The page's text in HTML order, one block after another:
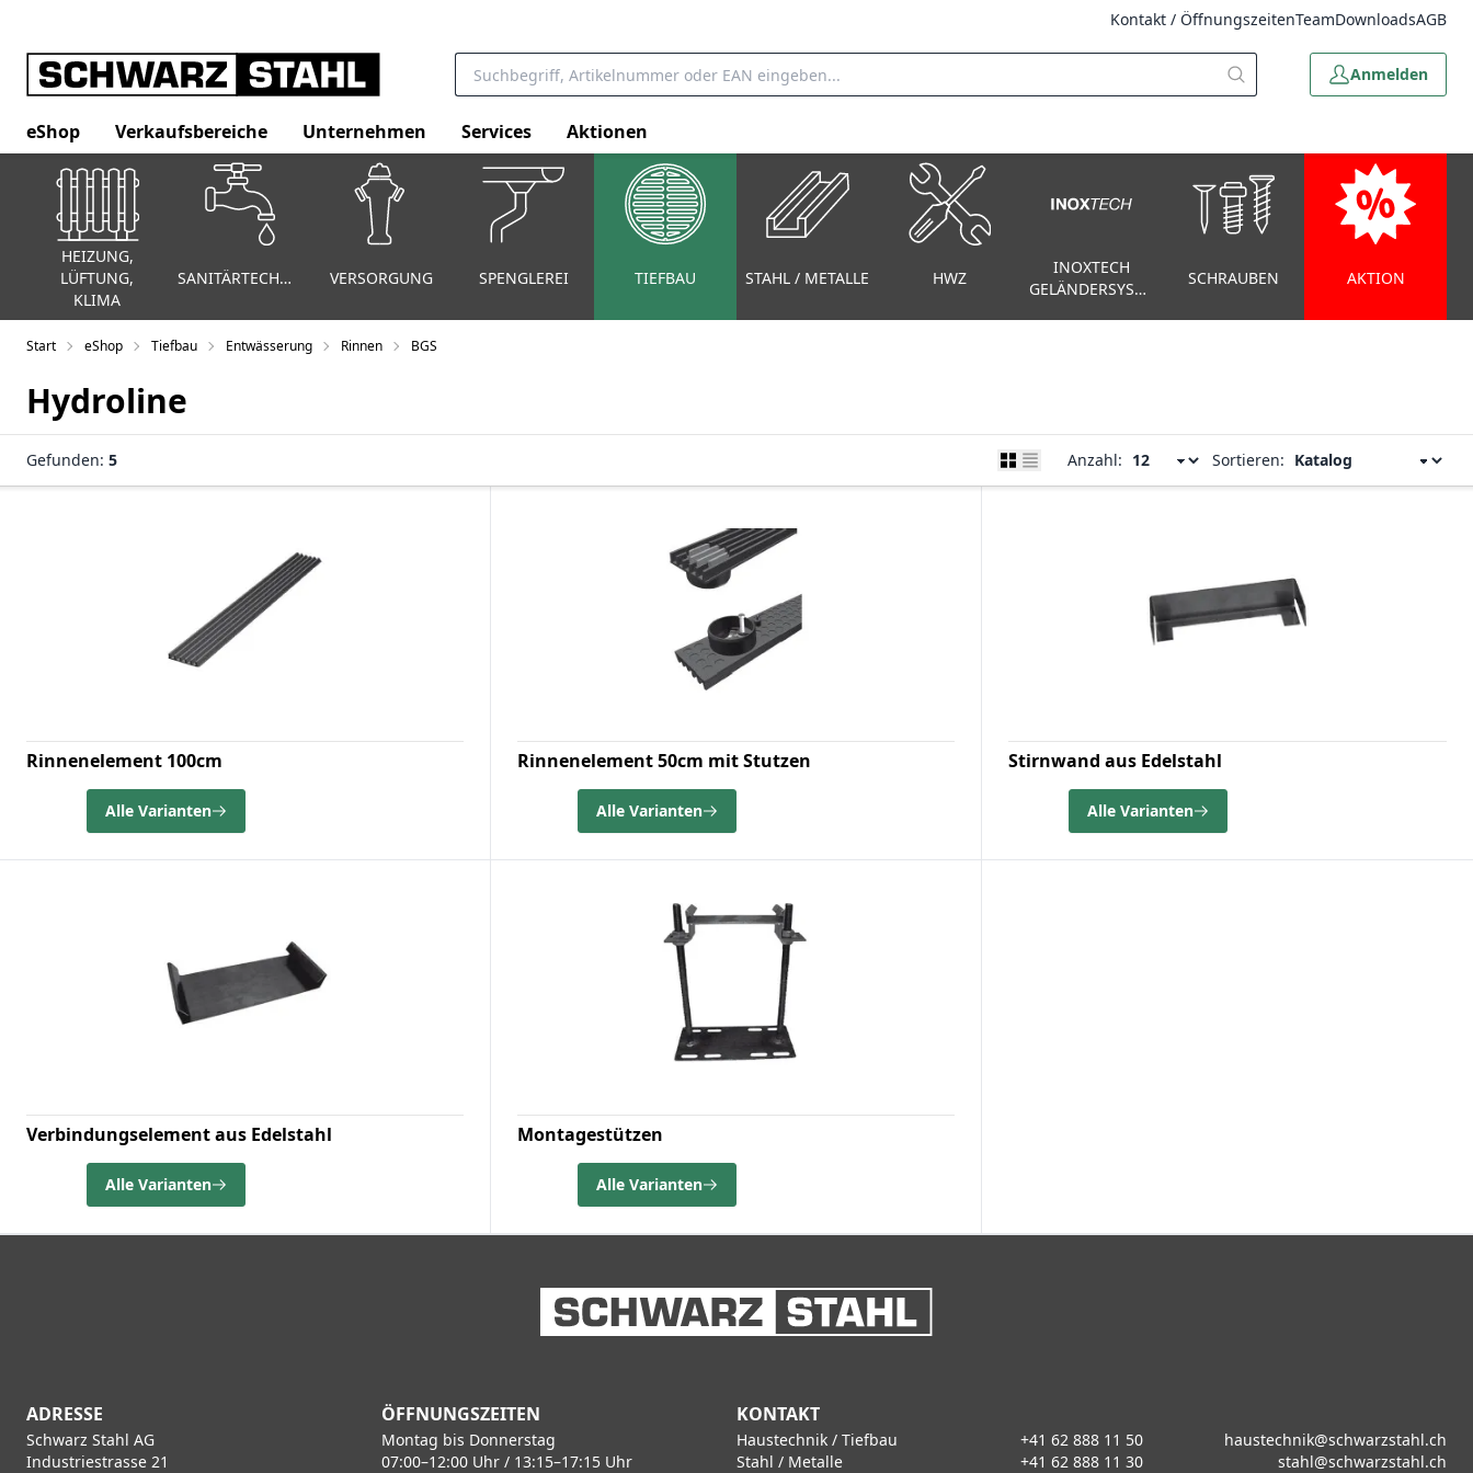
Kontakt / ÖffnungszeitenTeamDownloadsAGB
Anmelden
eShop Verkaufsbereiche Unternehmen Services Aktionen
HEIZUNG,
LÜFTUNG,
KLIMA
SANITÄRTECHNIK VERSORGUNG SPENGLEREI TIEFBAU STAHL / METALLE HWZ
INOXTECH
GELÄNDERSYSTEM
SCHRAUBEN AKTION
Start eShop Tiefbau Entwässerung Rinnen BGS
Hydroline
Gefunden: 5 Anzahl: Sortieren:
Rinnenelement 100cm
Alle Varianten
Rinnenelement 50cm mit Stutzen
Alle Varianten
Stirnwand aus Edelstahl
Alle Varianten
Verbindungselement aus Edelstahl
Alle Varianten
Montagestützen
Alle Varianten
ADRESSE
Schwarz Stahl AG
Industriestrasse 21
ÖFFNUNGSZEITEN
Montag bis Donnerstag
07:00–12:00 Uhr / 13:15–17:15 Uhr
KONTAKT
Haustechnik / Tiefbau +41 62 888 11 50
haustechnik@schwarzstahl.ch
Stahl / Metalle
+41 62 888 11 30
stahl@schwarzstahl.ch